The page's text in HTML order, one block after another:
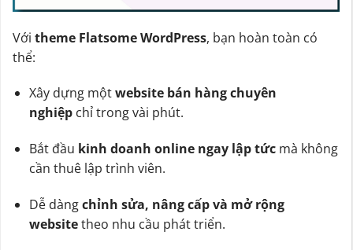
Với theme Flatsome WordPress, bạn hoàn toàn có
thể:
Xây dựng mộtwebsite bán hàng chuyên
nghiệpchỉ trong vài phút.
Bắt đầu kinh doanh online ngay lập tứcmà không
cần thuê lập trình viên.
Dễ dàngchỉnh sửa, nâng cấp và mở rộng
websitetheo nhu cầu phát triển.